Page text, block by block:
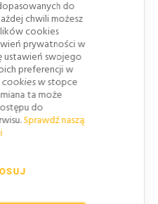
do
chwili możesz
cookies
prywatności w
ustawień swojego
preferencji w
cookies w stopce
ta może
do
Sprawdź naszą
montażowych
i bezproblemową
warunkach– dzięki
sparco zastosowanym
utrzymania– brak